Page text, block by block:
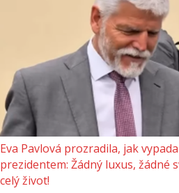
Eva Pavlová prozradila, jak
prezidentem: Žádný luxus, žádné
celý život!